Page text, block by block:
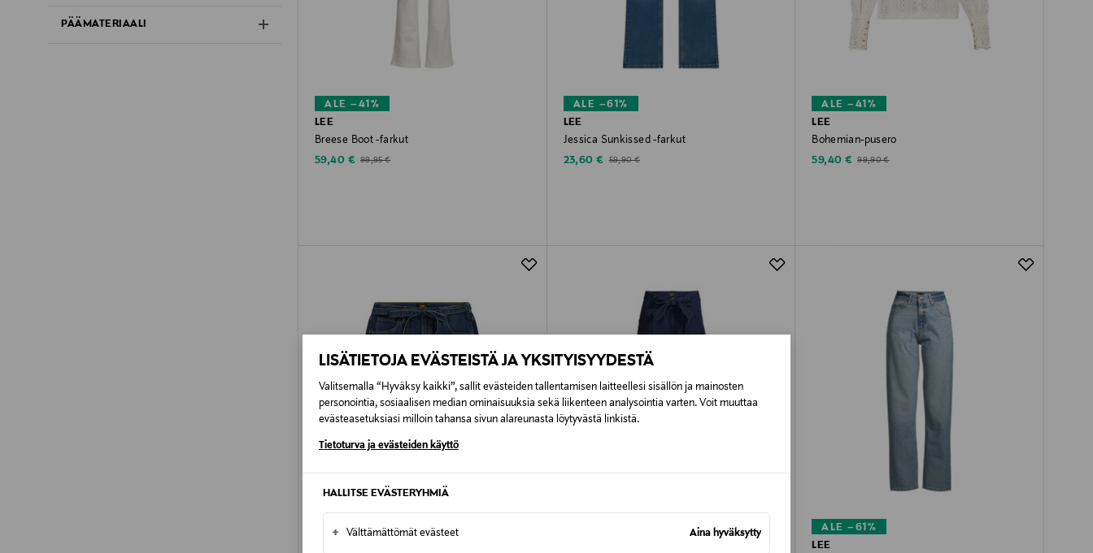
LISÄTIETOJA EVÄSTEISTÄ JA YKSITYISYYDESTÄ
Valitsemalla “Hyväksy kaikki”, sallit evästeiden tallentamisen laitteellesi sisällön ja mainosten
personointia, sosiaalisen median ominaisuuksia sekä liikenteen analysointia varten. Voit muuttaa
evästeasetuksiasi milloin tahansa sivun alareunasta löytyvästä linkistä.
Tietoturva ja evästeiden käyttö
HALLITSE EVÄSTERYHMIÄ
+ Välttämättömät evästeet Aina hyväksytty
PÄÄMATERIAALI
ALE –41%
LEE
Breese Boot -farkut
Discounted Price
59,40 € Original Price
99,95 €
ALE –61%
LEE
Jessica Sunkissed -farkut
Discounted Price
23,60 € Original Price
59,90 €
ALE –41%
LEE
Bohemian-pusero
Discounted Price
59,40 € Original Price
99,90 €
ALE –40%
ALE –61%
LEE